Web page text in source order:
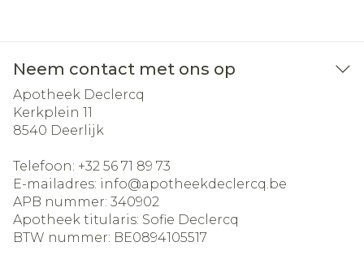
Neem contact met ons op
Apotheek Declercq
Kerkplein 11
8540 Deerlijk
Telefoon: +32 56 71 89 73
E-mailadres: info@apotheekdeclercq.be
APB nummer: 340902
Apotheek titularis: Sofie Declercq
BTW nummer: BE0894105517